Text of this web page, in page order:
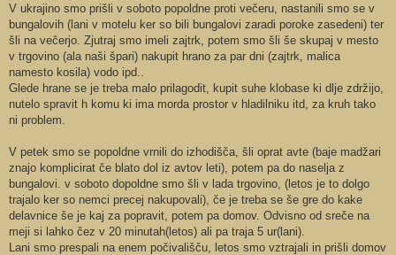
V ukrajino smo prišli v soboto popoldne proti večeru, nastanili smo se v
bungalovih (lani v motelu ker so bili bungalovi zaradi poroke zasedeni) ter
šli na večerjo. Zjutraj smo imeli zajtrk, potem smo šli še skupaj v mesto
v trgovino (ala naši špari) nakupit hrano za par dni (zajtrk, malica
namesto kosila) vodo ipd..
Glede hrane se je treba malo prilagodit, kupit suhe klobase ki dlje zdržijo,
nutelo spravit h komu ki ima morda prostor v hladilniku itd, za kruh tako
ni problem.
V petek smo se popoldne vrnili do izhodišča, šli oprat avte (baje madžari
znajo komplicirat če blato dol iz avtov leti), potem pa do naselja z
bungalovi. v soboto dopoldne smo šli v lada trgovino, (letos je to dolgo
trajalo ker so nemci precej nakupovali), če je treba se še gre do kake
delavnice še je kaj za popravit, potem pa domov. Odvisno od sreče na
meji si lahko čez v 20 minutah(letos) ali pa traja 5 ur(lani).
Lani smo prespali na enem počivališču, letos smo vztrajali in prišli domov